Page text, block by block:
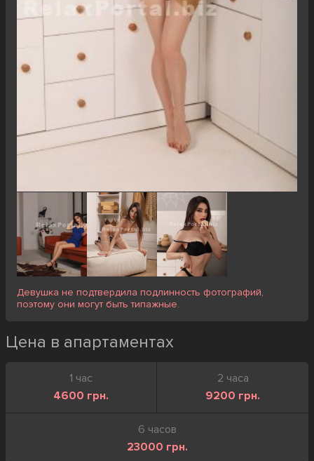
Девушка не подтвердила подлинность фотографий,
поэтому они могут быть типажные.
Цена в апартаментах
1 час
4600 грн.
2 часа
9200 грн.
6 часов
23000 грн.